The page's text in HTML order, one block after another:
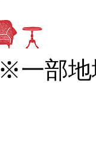
※一部地